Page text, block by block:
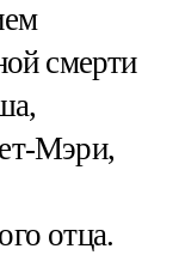
смерти
Мэри,
отца.